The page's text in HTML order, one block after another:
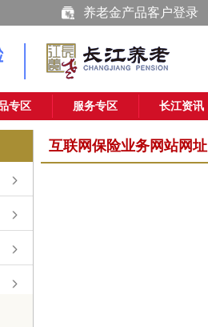
养老金产品客户登录
专区 服务专区 长江资讯
互联网保险业务网站网址